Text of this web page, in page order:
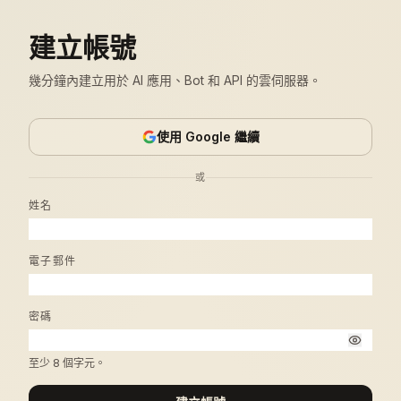
建立帳號
幾分鐘內建立用於 AI 應用、Bot 和 API 的雲伺服器。
使用 Google 繼續
或
姓名
電子郵件
密碼
至少 8 個字元。